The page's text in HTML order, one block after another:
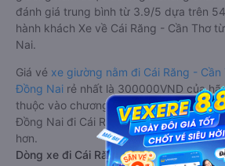
đánh giá trung bình từ 3.9/5 dựa trên
hành khách Xe về Cái Răng - Cần Thơ
Nai.
Giá vé xe giường nằm đi Cái Răng -
Đồng Nai rẻ nhất là 300000VND của
thuộc vào chương trình khuyến mãi, giá
Đồng Nai đi Cái Răng - Cần Thơ giường
hơn.
Dòng xe đi Cái Răng - Cần Thơ từ Xuân